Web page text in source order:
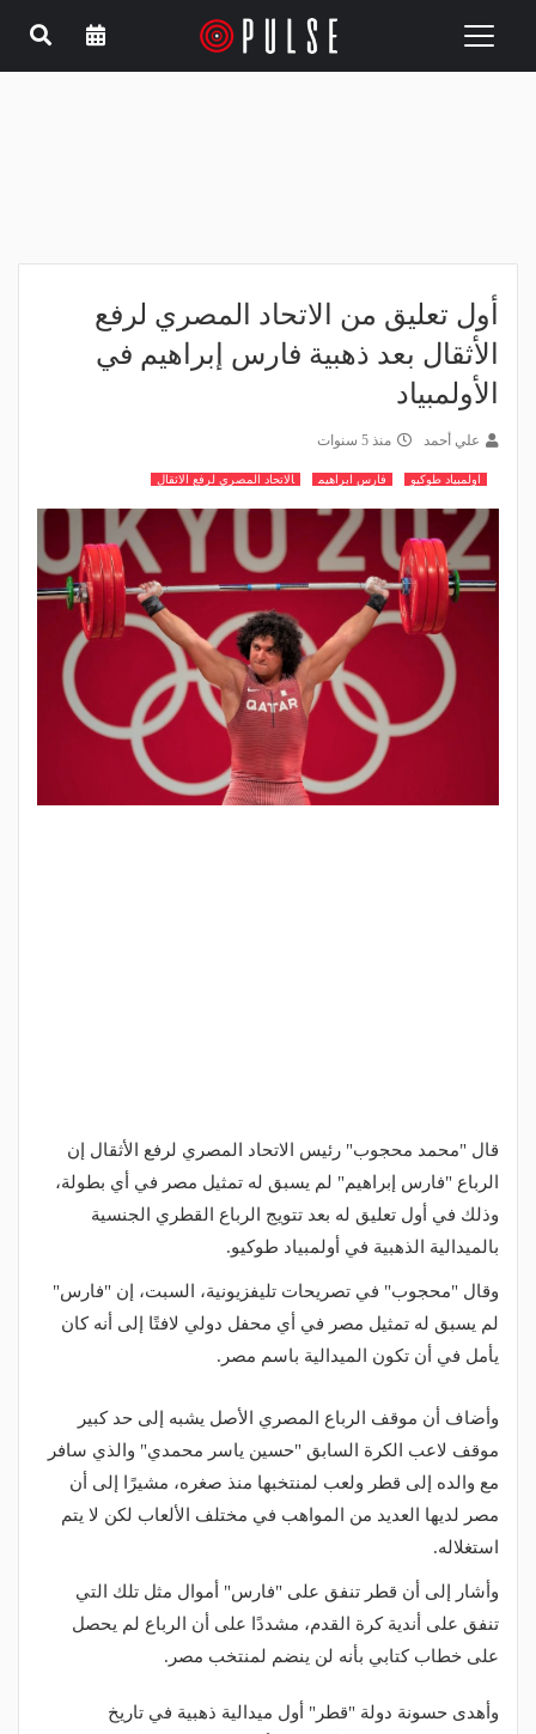
Toggle
أول تعليق من الاتحاد المصري لرفع
الأثقال بعد ذهبية فارس إبراهيم في
الأولمبياد
علي أحمد منذ 5 سنوات
اولمبياد طوكيو فارس ابراهيم الاتحاد المصري لرفع الاثقال
قال "محمد محجوب" رئيس الاتحاد المصري لرفع الأثقال إن
الرباع "فارس إبراهيم" لم يسبق له تمثيل مصر في أي بطولة،
وذلك في أول تعليق له بعد تتويج الرباع القطري الجنسية
بالميدالية الذهبية في أولمبياد طوكيو.
وقال "محجوب" في تصريحات تليفزيونية، السبت، إن "فارس"
لم يسبق له تمثيل مصر في أي محفل دولي لافتًا إلى أنه كان
يأمل في أن تكون الميدالية باسم مصر.
وأضاف أن موقف الرباع المصري الأصل يشبه إلى حد كبير
موقف لاعب الكرة السابق "حسين ياسر محمدي" والذي سافر
مع والده إلى قطر ولعب لمنتخبها منذ صغره، مشيرًا إلى أن
مصر لديها العديد من المواهب في مختلف الألعاب لكن لا يتم
استغلاله.
وأشار إلى أن قطر تنفق على "فارس" أموال مثل تلك التي
تنفق على أندية كرة القدم، مشددًا على أن الرباع لم يحصل
على خطاب كتابي بأنه لن ينضم لمنتخب مصر.
وأهدى حسونة دولة "قطر" أول ميدالية ذهبية في تاريخ